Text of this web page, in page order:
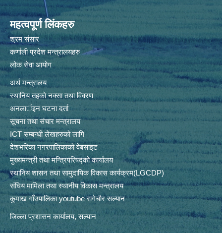
महत्वपूर्ण लिंकहरु
श्रम संसार
कर्णाली प्रदेश मन्त्रालयहरु
लोक सेवा आयोग
अर्थ मन्त्रालय
स्थानिय तहकाे नक्सा तथा विवरण
अनलार्इन घटना दर्ता
सूचना तथा संचार मन्त्रालय
ICT सम्बन्धी लेखहरुको लागि
देशभरिका नगरपालिकाको वेबसाइट
मुख्यमन्त्री तथा मन्त्रिपरिषद्को कार्यालय
स्थानिय शासन तथा सामुदायिक विकास कार्यक्रम(LGCDP)
संघिय मामिला तथा स्थानीय विकास मन्त्रालय
कुमाख गाँउपालिका youtube रागेचाैर सल्यान
जिल्ला प्रशासन कार्यालय, सल्यान